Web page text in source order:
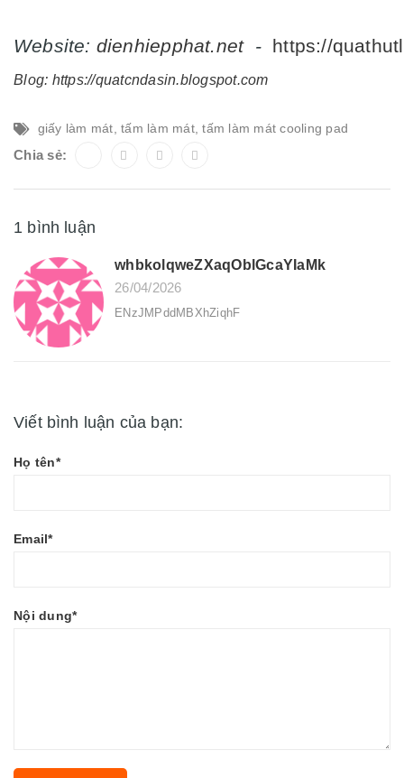
Website: dienhiepphat.net - https://
Blog: https://quatcndasin.blogspot.com
giấy làm mát tấm làm mát,tấm làm mát cooling pad
Chia sẻ:
1 bình luận
whbkolqweZXaqOblGcaYIaMk
26/04/2026
ENzJMPddMBXhZiqhF
Viết bình luận của bạn:
Họ tên*
Email*
Nội dung*